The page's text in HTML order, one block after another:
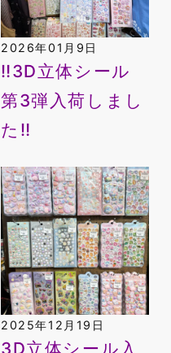
2026年01月9日
‼️3D立体シール
第3弾入荷しまし
た‼️
2025年12月19日
3D立体シール入